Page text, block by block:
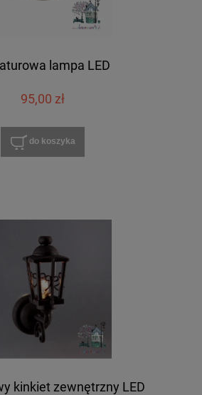
lampa LED
95,00 zł
do koszyka
kinkiet zewnętrzny LED